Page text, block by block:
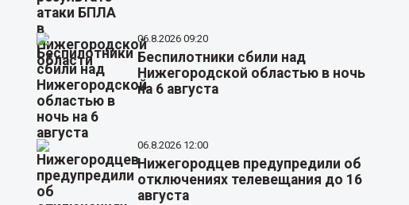
06.8.2026 09:20
Беспилотники сбили над
Нижегородской областью в ночь
на 6 августа
06.8.2026 12:00
Нижегородцев предупредили об
отключениях телевещания до 16
августа